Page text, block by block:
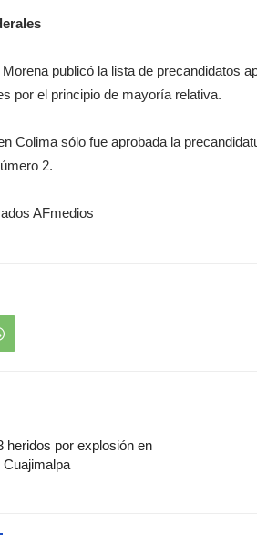
publicó la lista de precandidatos
por el principio de mayoría relativa.
Colima sólo fue aprobada la
2.
AFmedios
heridos por explosión en
Cuajimalpa